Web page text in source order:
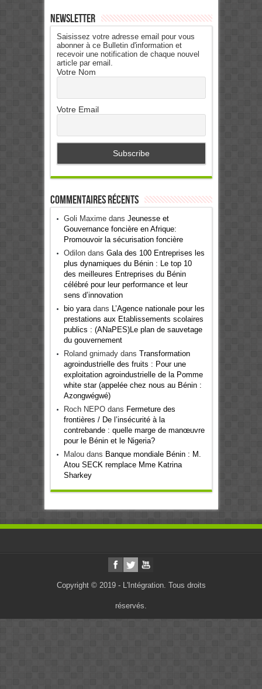
Newsletter
Saisissez votre adresse email pour vous
abonner à ce Bulletin d'information et
recevoir une notification de chaque nouvel
article par email.
Votre Nom
Votre Email
Commentaires récents
Goli Maximedans Jeunesse et
Gouvernance foncière en Afrique:
Promouvoir la sécurisation foncière
Odilondans Gala des 100 Entreprises les
plus dynamiques du Bénin : Le top 10
des meilleures Entreprises du Bénin
célébré pour leur performance et leur
sens d’innovation
bio yaradans
L’Agence nationale pour les
prestations aux Etablissements scolaires
publics : (ANaPES)Le plan de sauvetage
du gouvernement
Roland gnimadydans Transformation
agroindustrielle des fruits : Pour une
exploitation agroindustrielle de la Pomme
white star (appelée chez nous au Bénin :
Azongwégwé)
Roch NEPOdans Fermeture des
frontières / De l’insécurité à la
contrebande : quelle marge de manœuvre
pour le Bénin et le Nigeria?
Maloudans Banque mondiale Bénin : M.
Atou SECK remplace Mme Katrina
Sharkey
Copyright © 2019 - L'Intégration. Tous droits
réservés.